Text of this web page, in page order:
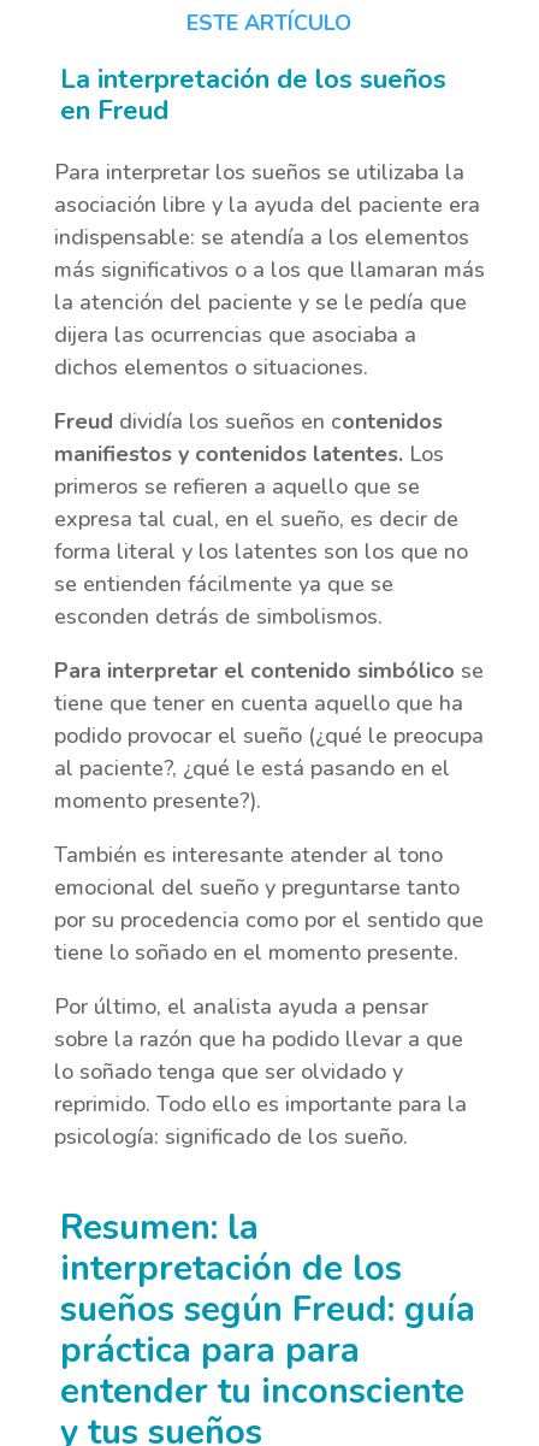
ESTE ARTÍCULO
La interpretación de los sueños
en Freud
Para interpretar los sueños se utilizaba la
asociación libre y la ayuda del paciente era
indispensable: se atendía a los elementos
más significativos o a los que llamaran más
la atención del paciente y se le pedía que
dijera las ocurrencias que asociaba a
dichos elementos o situaciones.
Freud dividía los sueños en contenidos
manifiestos y contenidos latentes.Los
primeros se refieren a aquello que se
expresa tal cual, en el sueño, es decir de
forma literal y los latentes son los que no
se entienden fácilmente ya que se
esconden detrás de simbolismos.
Para interpretar el contenido simbólico se
tiene que tener en cuenta aquello que ha
podido provocar el sueño (¿qué le preocupa
al paciente?, ¿qué le está pasando en el
momento presente?).
También es interesante atender al tono
emocional del sueño y preguntarse tanto
por su procedencia como por el sentido que
tiene lo soñado en el momento presente.
Por último, el analista ayuda a pensar
sobre la razón que ha podido llevar a que
lo soñado tenga que ser olvidado y
reprimido. Todo ello es importante para la
psicología: significado de los sueño.
Resumen: la
interpretación de los
sueños según Freud: guía
práctica para para
entender tu inconsciente
y tus sueños